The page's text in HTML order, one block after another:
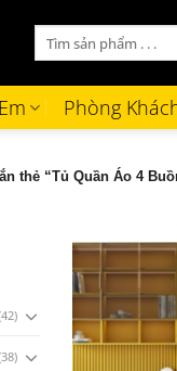
Tìm
kiếm:
Phòng
thẻ “Tủ Quần Áo 4